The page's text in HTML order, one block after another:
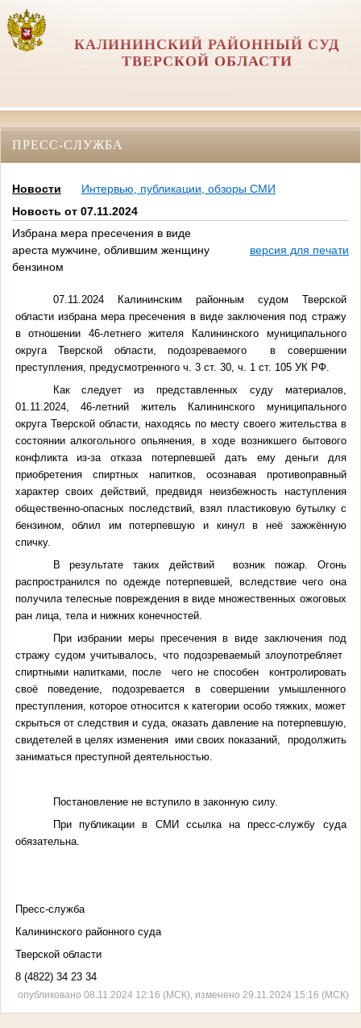
КАЛИНИНСКИЙ РАЙОННЫЙ СУД
ТВЕРСКОЙ ОБЛАСТИ
ПРЕСС-СЛУЖБА
Новости
Интервью, публикации, обзоры СМИ
Новость от 07.11.2024
Избрана мера пресечения в виде
ареста мужчине, облившим женщину
бензином
версия для печати
07.11.2024 Калининским районным судом Тверской
области избрана мера пресечения в виде заключения под стражу
в отношении 46-летнего жителя Калининского муниципального
округа Тверской области, подозреваемого в совершении
преступления, предусмотренного ч. 3 ст. 30, ч. 1 ст. 105 УК РФ.
Как следует из представленных суду материалов,
01.11.2024, 46-летний житель Калининского муниципального
округа Тверской области, находясь по месту своего жительства в
состоянии алкогольного опьянения, в ходе возникшего бытового
конфликта из-за отказа потерпевшей дать ему деньги для
приобретения спиртных напитков, осознавая противоправный
характер своих действий, предвидя неизбежность наступления
общественно-опасных последствий, взял пластиковую бутылку с
бензином, облил им потерпевшую и кинул в неё зажжённую
спичку.
В результате таких действий возник пожар. Огонь
распространился по одежде потерпевшей, вследствие чего она
получила телесные повреждения в виде множественных ожоговых
ран лица, тела и нижних конечностей.
При избрании меры пресечения в виде заключения под
стражу судом учитывалось, что подозреваемый злоупотребляет
спиртными напитками, после чего не способен контролировать
своё поведение, подозревается в совершении умышленного
преступления, которое относится к категории особо тяжких, может
скрыться от следствия и суда, оказать давление на потерпевшую,
свидетелей в целях изменения ими своих показаний, продолжить
заниматься преступной деятельностью.
Постановление не вступило в законную силу.
При публикации в СМИ ссылка на пресс-службу суда
обязательна.
Пресс-служба
Калининского районного суда
Тверской области
8 (4822) 34 23 34
опубликовано 08.11.2024 12:16 (МСК), изменено 29.11.2024 15:16 (МСК)